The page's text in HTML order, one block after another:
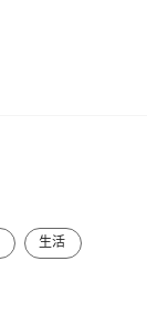
生活